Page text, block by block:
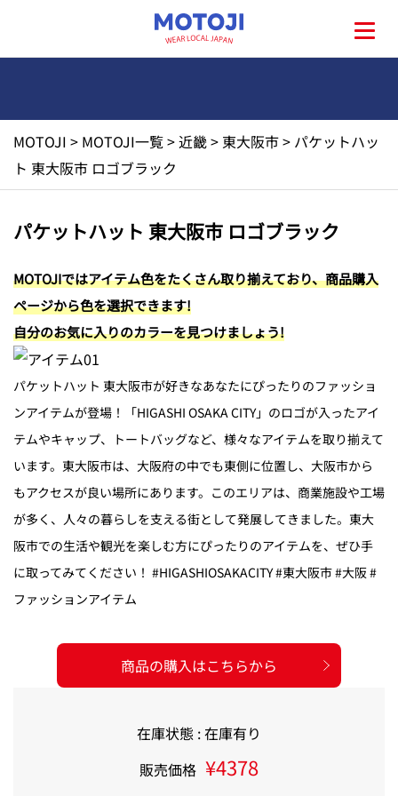
地元一覧
お問い合わせ
MOTOJI > MOTOJI一覧>近畿> 東大阪市> パケットハッ
ト 東大阪市 ロゴブラック
パケットハット 東大阪市 ロゴブラック
MOTOJIではアイテム色をたくさん取り揃えており、商品購入
ページから色を選択できます!
自分のお気に入りのカラーを見つけましょう!
パケットハット 東大阪市が好きなあなたにぴったりのファッショ
ンアイテムが登場！「HIGASHI OSAKA CITY」のロゴが入ったアイ
テムやキャップ、トートバッグなど、様々なアイテムを取り揃えて
います。東大阪市は、大阪府の中でも東側に位置し、大阪市から
もアクセスが良い場所にあります。このエリアは、商業施設や工場
が多く、人々の暮らしを支える街として発展してきました。東大
阪市での生活や観光を楽しむ方にぴったりのアイテムを、ぜひ手
に取ってみてください！ #HIGASHIOSAKACITY #東大阪市 #大阪 #
ファッションアイテム
商品の購入はこちらから
在庫状態 : 在庫有り
販売価格 ¥4378